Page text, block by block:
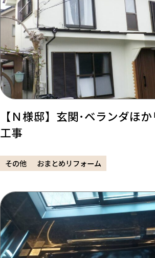
【Ｎ様邸】玄関･ベランダほ
工事
その他 おまとめリフォーム